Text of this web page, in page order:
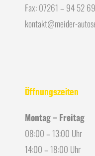
Fax: 07261 – 94 52
kontakt@meider-
Öffnungszeiten
Montag – Freitag
08:00 – 13:00 Uhr
14:00 – 18:00 Uhr